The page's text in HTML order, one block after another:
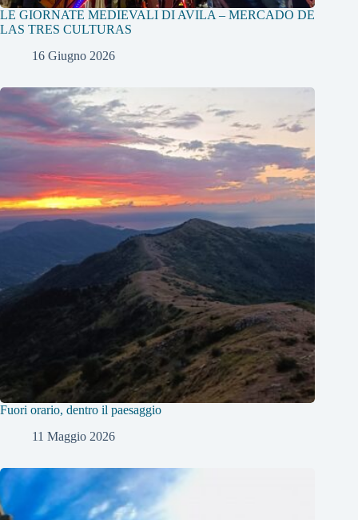
LE GIORNATE MEDIEVALI DI AVILA – MERCADO DE
LAS TRES CULTURAS
16 Giugno 2026
Fuori orario, dentro il paesaggio
11 Maggio 2026